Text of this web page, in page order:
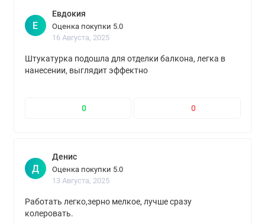
Е
Евдокия
Оценка покупки 5.0
16 Августа, 2025
Штукатурка подошла для отделки балкона, легка в
нанесении, выглядит эффектно
0 0
Д
Денис
Оценка покупки 5.0
13 Августа, 2025
Работать легко,зерно мелкое, лучше сразу
колеровать.